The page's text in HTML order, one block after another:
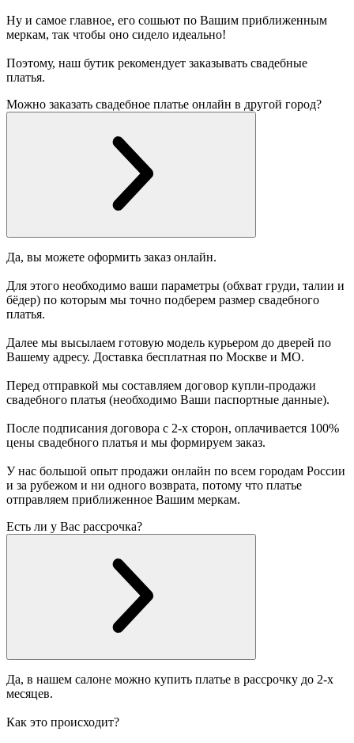
Ну и самое главное, его сошьют по Вашим приближенным
меркам, так чтобы оно сидело идеально!
Поэтому, наш бутик рекомендует заказывать свадебные
платья.
Можно заказать свадебное платье онлайн в другой город?
Да, вы можете оформить заказ онлайн.
Для этого необходимо ваши параметры (обхват груди, талии и
бёдер) по которым мы точно подберем размер свадебного
платья.
Далее мы высылаем готовую модель курьером до дверей по
Вашему адресу. Доставка бесплатная по Москве и МО.
Перед отправкой мы составляем договор купли-продажи
свадебного платья (необходимо Ваши паспортные данные).
После подписания договора с 2-х сторон, оплачивается 100%
цены свадебного платья и мы формируем заказ.
У нас большой опыт продажи онлайн по всем городам России
и за рубежом и ни одного возврата, потому что платье
отправляем приближенное Вашим меркам.
Есть ли у Вас рассрочка?
Да, в нашем салоне можно купить платье в рассрочку до 2-х
месяцев.
Как это происходит?